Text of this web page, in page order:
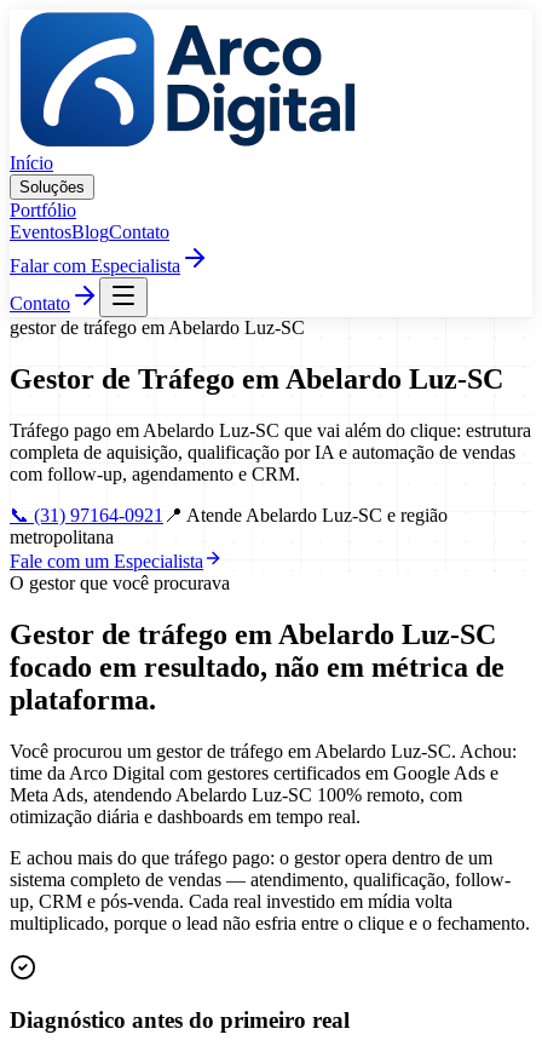
Pular para o conteúdo
Início
Soluções
Portfólio
EventosBlogContato
Falar com Especialista
Contato
gestor de tráfego em Abelardo Luz-SC
Gestor de Tráfego em Abelardo Luz-SC
Tráfego pago em Abelardo Luz-SC que vai além do clique: estrutura
completa de aquisição, qualificação por IA e automação de vendas
com follow-up, agendamento e CRM.
📞 (31) 97164-0921 📍 Atende Abelardo Luz-SC e região
metropolitana
Fale com um Especialista
O gestor que você procurava
Gestor de tráfego em Abelardo Luz-SC
focado em resultado, não em métrica de
plataforma.
Você procurou um gestor de tráfego em Abelardo Luz-SC. Achou:
time da Arco Digital com gestores certificados em Google Ads e
Meta Ads, atendendo Abelardo Luz-SC 100% remoto, com
otimização diária e dashboards em tempo real.
E achou mais do que tráfego pago: o gestor opera dentro de um
sistema completo de vendas — atendimento, qualificação, follow-
up, CRM e pós-venda. Cada real investido em mídia volta
multiplicado, porque o lead não esfria entre o clique e o fechamento.
Diagnóstico antes do primeiro real